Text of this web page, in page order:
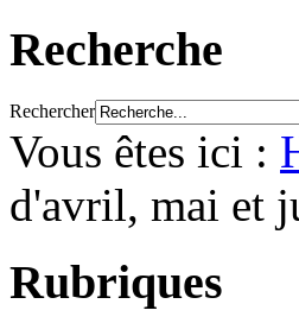
Recherche
Rechercher
Vous êtes ici :
d'avril, mai et
Rubriques